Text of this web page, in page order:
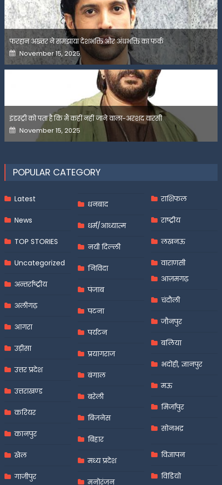
फरहान अख्तर ने समझाया देशभक्ति और अंधभक्ति का फर्क
Posted
on
November 15, 2025
इंडस्ट्री को पता है कि मैं कहीं नहीं जाने वाला-अरशद वारसी
Posted
on
November 15, 2025
POPULAR CATEGORY
Latest
News
TOP STORIES
Uncategorized
अन्तर्राष्ट्रीय
अलीगढ़
आगरा
उड़ीसा
उत्तर प्रदेश
उत्तराखण्ड
करियर
कानपुर
खेल
गाजीपुर
धनबाद
धर्म/आध्यात्म
नयी दिल्ली
निविदा
पंजाब
पटना
पर्यटन
प्रयागराज
बंगाल
बरेली
बिजनेस
बिहार
मध्य प्रदेश
मनोरंजन
राशिफल
राष्ट्रीय
लखनऊ
वाराणसी
आज़मगढ़
चंदौली
जौनपुर
बलिया
भदोही, ज्ञानपुर
मऊ
मिर्जापुर
सोनभद्र
विज्ञापन
विडियो